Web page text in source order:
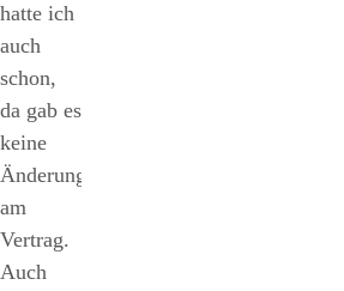
hatte ich
auch
schon,
da gab es
keine
Änderungen
am
Vertrag.
Auch